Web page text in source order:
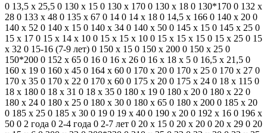
0 13,5 x 25,5 0 130 х 15 0 130 х 170 0 130 х 18 0 130*170 0 132 х
28 0 133 х 48 0 135 x 67 0 14 0 14 x 18 0 14,5 x 166 0 140 x 20 0
140 x 52 0 140 х 15 0 140 х 34 0 140 х 50 0 145 x 15 0 145 х 25 0
15 x 17 0 15 х 14 х 10 0 15 х 15 х 10 0 15 х 15 х 15 0 15 х 25 0 15
х 32 0 15-16 (7-9 лет) 0 150 х 15 0 150 х 200 0 150 х 25 0
150*200 0 152 х 65 0 16 0 16 x 26 0 16 х 18 х 5 0 16,5 х 21,5 0
160 x 19 0 160 х 45 0 164 x 60 0 170 x 20 0 170 x 25 0 170 x 27 0
170 x 35 0 170 х 22 0 170 х 60 0 175 х 20 0 175 х 24 0 18 x 115 0
18 x 180 0 18 x 31 0 18 x 35 0 180 x 19 0 180 x 20 0 180 x 22 0
180 x 24 0 180 x 25 0 180 x 30 0 180 x 65 0 180 х 200 0 185 х 20
0 185 х 25 0 185 х 30 0 19 0 19 x 40 0 190 x 20 0 192 x 16 0 196 x
50 0 2 года 0 2-4 года 0 2-7 лет 0 20 x 15 0 20 x 20 0 20 x 29 0 20